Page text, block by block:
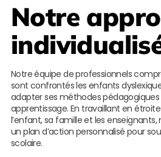
Notre
Notre équipe de professionnels
sont confrontés les enfants
adapter ses méthodes
apprentissage. En travaillant en
l’enfant, sa famille et les
un plan d’action personnalisé pour
scolaire.